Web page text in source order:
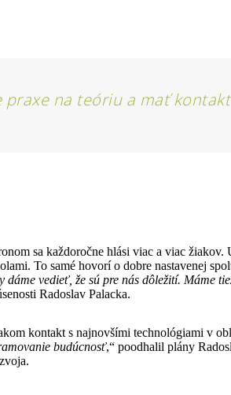
na teóriu a mať
sa každoročne hlási viac a viac
To samé hovorí o dobre nastavenej
vedieť, že sú pre nás dôležití. Máme
Radoslav Palacka.
kontakt s najnovšími technológiami v
budúcnosť,“ poodhalil plány